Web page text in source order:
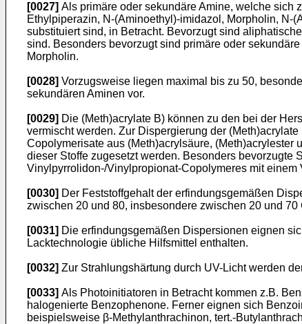
[0027] Als primäre oder sekundäre Amine, welche sich
Ethylpiperazin, N-(Aminoethyl)-imidazol, Morpholin, N-
substituiert sind, in Betracht. Bevorzugt sind
sind. Besonders bevorzugt sind primäre oder
Morpholin.
[0028] Vorzugsweise liegen maximal bis zu 50,
sekundären Aminen vor.
[0029] Die (Meth)acrylate B) können zu den bei der
vermischt werden. Zur Dispergierung der
Copolymerisate aus (Meth)acrylsäure,
dieser Stoffe zugesetzt werden. Besonders
Vinylpyrrolidon-/Vinylpropionat-Copolymeres mit
[0030] Der Feststoffgehalt der erfindungsgemäßen
zwischen 20 und 80, insbesondere zwischen 20 und 70
[0031] Die erfindungsgemäßen Dispersionen eignen
Lacktechnologie übliche Hilfsmittel enthalten.
[0032] Zur Strahlungshärtung durch UV-Licht werden
[0033] Als Photoinitiatoren in Betracht kommen z.B.
halogenierte Benzophenone. Ferner eignen sich
beispielsweise β-Methylanthrachinon, tert.-